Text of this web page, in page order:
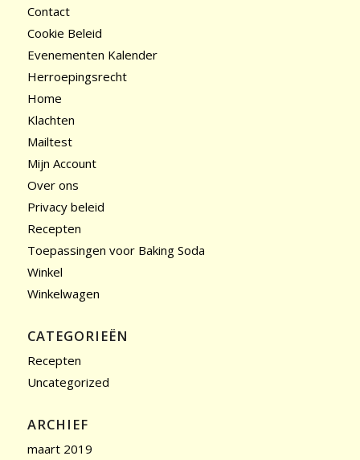
Contact
Cookie Beleid
Evenementen Kalender
Herroepingsrecht
Home
Klachten
Mailtest
Mijn Account
Over ons
Privacy beleid
Recepten
Toepassingen voor Baking Soda
Winkel
Winkelwagen
CATEGORIEËN
Recepten
Uncategorized
ARCHIEF
maart 2019